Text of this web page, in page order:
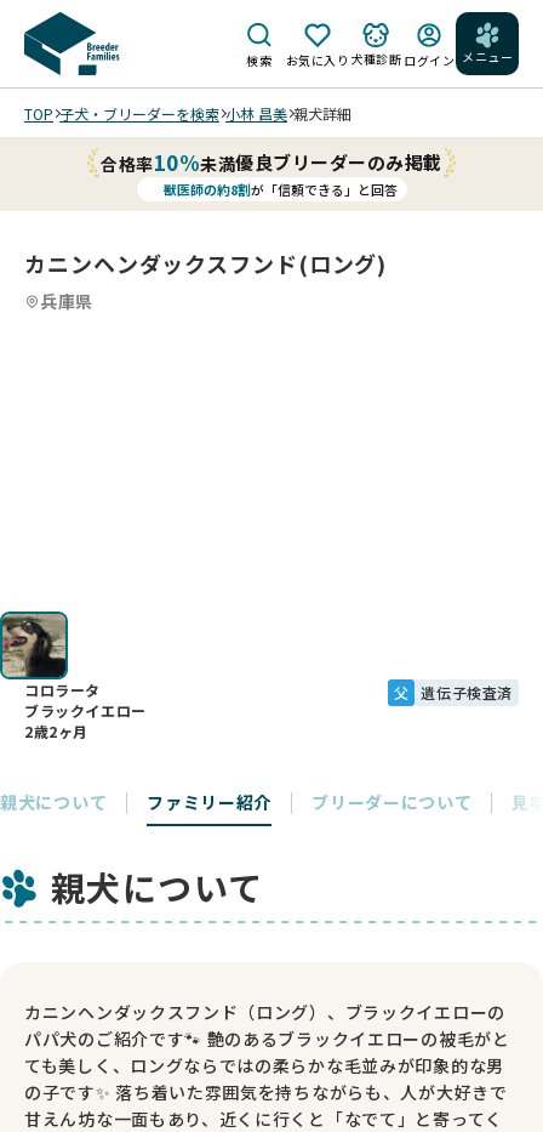
検索 お気に入り 犬種診断 ログイン メニュー
TOP 子犬・ブリーダーを検索 小林 昌美 親犬詳細
合格率10%未満優良ブリーダーのみ掲載
獣医師の約8割が「信頼できる」と回答
カニンヘンダックスフンド(ロング)
兵庫県
コロラータ
ブラックイエロー
2歳2ヶ月
父 遺伝子検査済
親犬について ファミリー紹介 ブリーダーについて 見
親犬について
カニンヘンダックスフンド（ロング）、ブラックイエローの
パパ犬のご紹介です🐾 艶のあるブラックイエローの被毛がと
ても美しく、ロングならではの柔らかな毛並みが印象的な男
の子です✨ 落ち着いた雰囲気を持ちながらも、人が大好きで
甘えん坊な一面もあり、近くに行くと「なでて」と寄ってく